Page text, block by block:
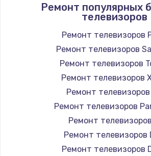
Программный ремонт/
Замена Bluetooth/Wi-Fi
Заказать
Замена картридера
890 руб.
Ремонт популярных
телевизоров
Ремонт телевизоров
Ремонт телевизоров
Ремонт телевизоров
Ремонт телевизоров
Ремонт телевизоров
Ремонт телевизоров
Ремонт
Ремонт телевизоров
Ремонт телевизоров